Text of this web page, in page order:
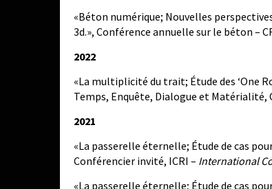
«Béton numérique; Nouvelles
3d.», Conférence annuelle sur le béton –
2022
«La multiplicité du trait; Étude des ‘One
Temps, Enquête, Dialogue et Matérialité,
2021
«La passerelle éternelle; Étude de cas
Conférencier invité, ICRI – International
«La passerelle éternelle; Étude de cas